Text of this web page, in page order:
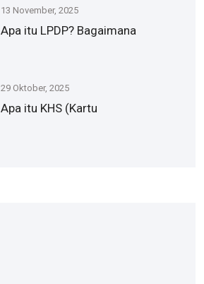
13 November, 2025
Apa itu LPDP? Bagaimana
29 Oktober, 2025
Apa itu KHS (Kartu